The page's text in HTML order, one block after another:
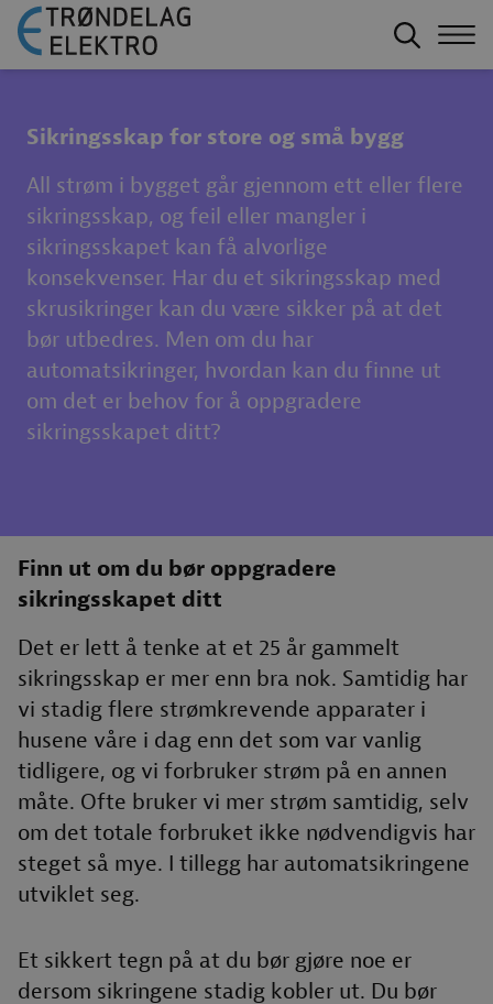
Sikringsskap for store og små bygg
All strøm i bygget går gjennom ett eller flere
sikringsskap, og feil eller mangler i
sikringsskapet kan få alvorlige
konsekvenser. Har du et sikringsskap med
skrusikringer kan du være sikker på at det
bør utbedres. Men om du har
automatsikringer, hvordan kan du finne ut
om det er behov for å oppgradere
sikringsskapet ditt?
Finn ut om du bør oppgradere
sikringsskapet ditt
Det er lett å tenke at et 25 år gammelt
sikringsskap er mer enn bra nok. Samtidig har
vi stadig flere strømkrevende apparater i
husene våre i dag enn det som var vanlig
tidligere, og vi forbruker strøm på en annen
måte. Ofte bruker vi mer strøm samtidig, selv
om det totale forbruket ikke nødvendigvis har
steget så mye. I tillegg har automatsikringene
utviklet seg.
Et sikkert tegn på at du bør gjøre noe er
dersom sikringene stadig kobler ut. Du bør